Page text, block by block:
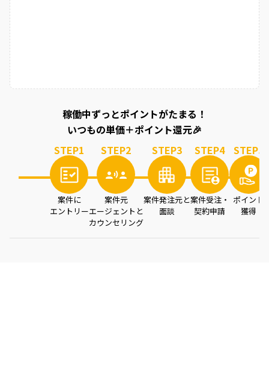
稼働中ずっとポイントがたまる！
いつもの単価＋ポイント還元🎉
STEP1
案件に
エントリー
STEP2
案件元
エージェントと
カウンセリング
STEP3
案件発注元と
面談
STEP4
案件受注・
契約申請
STEP5
ポイント
獲得